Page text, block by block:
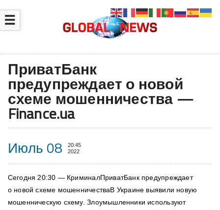
☰
ПриватБанк
предупреждает о новой
схеме мошенничества —
Finance.ua
Июль 08
20:45
2022
Сегодня 20:30 — КриминалПриватБанк предупреждает
о новой схеме мошенничестваВ Украине выявили новую
мошенническую схему. Злоумышленники используют